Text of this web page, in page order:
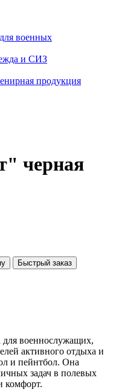
военных
и СИЗ
продукция
черная
Быстрый заказ
для военнослужащих,
активного отдыха и
и пейнтбол. Она
задач в полевых
комфорт.